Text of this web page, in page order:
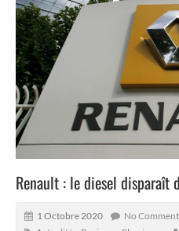
Renault : le diesel disparaît
1 Octobre 2020
No